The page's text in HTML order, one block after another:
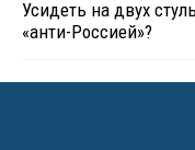
Усидеть на двух
«анти-Россией»?